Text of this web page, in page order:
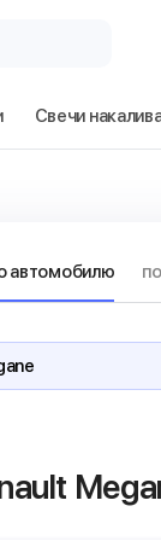
Гараж
Свечи
автомобилю